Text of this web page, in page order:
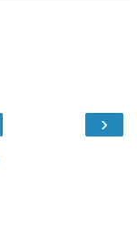
›